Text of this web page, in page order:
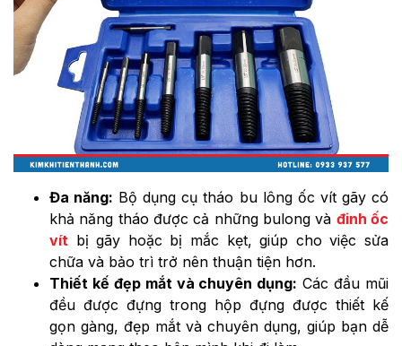
Đa năng: Bộ dụng cụ tháo bu lông ốc vít gãy có
khả năng tháo được cả những bulong và đinh ốc
vít bị gãy hoặc bị mắc kẹt, giúp cho việc sửa
chữa và bảo trì trở nên thuận tiện hơn.
Thiết kế đẹp mắt và chuyên dụng: Các đầu mũi
đều được đựng trong hộp đựng được thiết kế
gọn gàng, đẹp mắt và chuyên dụng, giúp bạn dễ